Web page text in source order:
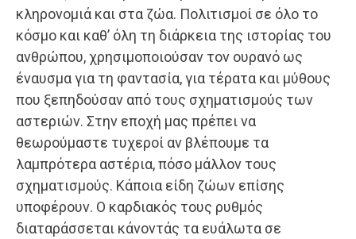
κληρονομιά και στα ζώα. Πολιτισμοί σε όλο το
κόσμο και καθ’ όλη τη διάρκεια της ιστορίας του
ανθρώπου, χρησιμοποιούσαν τον ουρανό ως
έναυσμα για τη φαντασία, για τέρατα και μύθους
που ξεπηδούσαν από τους σχηματισμούς των
αστεριών. Στην εποχή μας πρέπει να
θεωρούμαστε τυχεροί αν βλέπουμε τα
λαμπρότερα αστέρια, πόσο μάλλον τους
σχηματισμούς. Κάποια είδη ζώων επίσης
υποφέρουν. Ο καρδιακός τους ρυθμός
διαταράσσεται κάνοντάς τα ευάλωτα σε